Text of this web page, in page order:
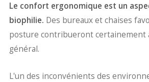
Le confort ergonomique est un
biophilie. Des bureaux et chaises
posture contribueront certainement
général.
L'un des inconvénients des